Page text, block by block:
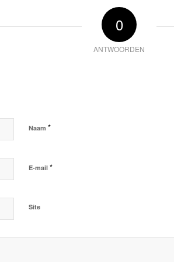
0
ANTWOORDEN
Naam *
E-mail *
Site